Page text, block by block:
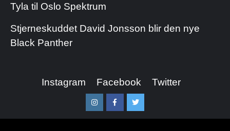
Tyla til Oslo Spektrum
Stjerneskuddet David Jonsson blir den nye
Black Panther
Instagram Facebook Twitter
InstagramFacebookTwitter